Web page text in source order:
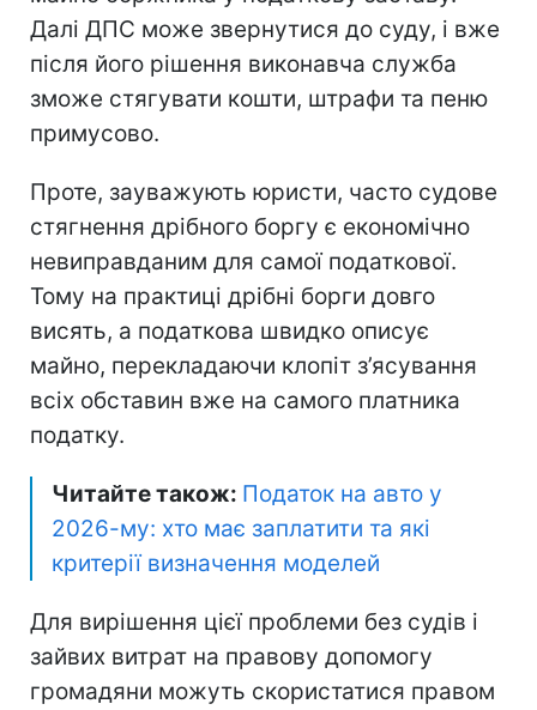
Далі ДПС може звернутися до суду, і вже
після його рішення виконавча служба
зможе стягувати кошти, штрафи та пеню
примусово.
Проте, зауважують юристи, часто судове
стягнення дрібного боргу є економічно
невиправданим для самої податкової.
Тому на практиці дрібні борги довго
висять, а податкова швидко описує
майно, перекладаючи клопіт з’ясування
всіх обставин вже на самого платника
податку.
Читайте також: Податок на авто у
2026-му: хто має заплатити та які
критерії визначення моделей
Для вирішення цієї проблеми без судів і
зайвих витрат на правову допомогу
громадяни можуть скористатися правом